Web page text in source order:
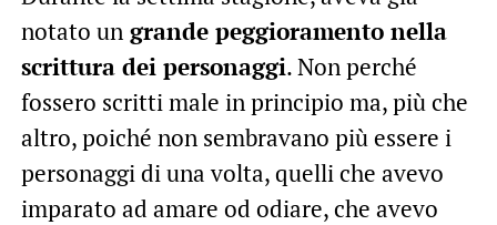
notato ungrande peggioramento nella
scrittura dei personaggi. Non perché
fossero scritti male in principio ma, più che
altro, poiché non sembravano più essere i
personaggi di una volta, quelli che avevo
imparato ad amare od odiare, che avevo